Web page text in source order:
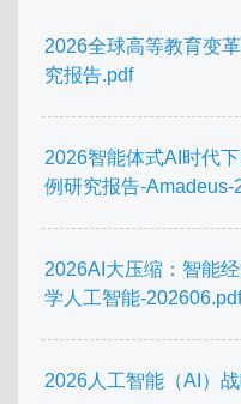
2026全球高等教育变
究报告.pdf
2026智能体式AI时代
例研究报告-Amadeus-
2026AI大压缩：智能
学人工智能-202606.pdf
2026人工智能（AI）